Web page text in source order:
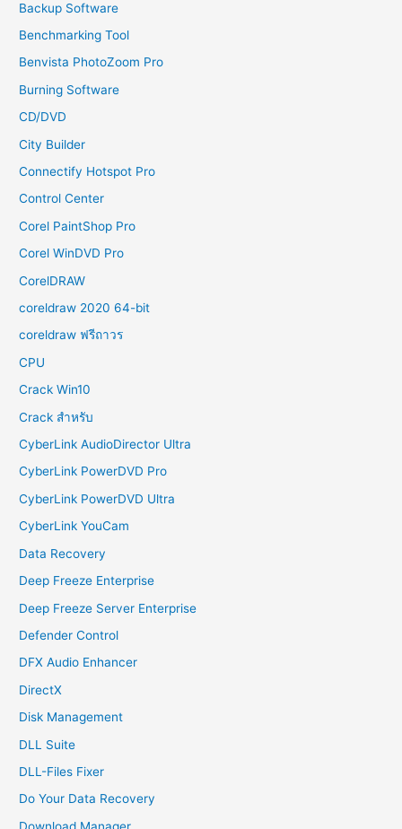
Backup Software
Benchmarking Tool
Benvista PhotoZoom Pro
Burning Software
CD/DVD
City Builder
Connectify Hotspot Pro
Control Center
Corel PaintShop Pro
Corel WinDVD Pro
CorelDRAW
coreldraw 2020 64-bit
coreldraw ฟรีถาวร
CPU
Crack Win10
Crack สำหรับ
CyberLink AudioDirector Ultra
CyberLink PowerDVD Pro
CyberLink PowerDVD Ultra
CyberLink YouCam
Data Recovery
Deep Freeze Enterprise
Deep Freeze Server Enterprise
Defender Control
DFX Audio Enhancer
DirectX
Disk Management
DLL Suite
DLL-Files Fixer
Do Your Data Recovery
Download Manager